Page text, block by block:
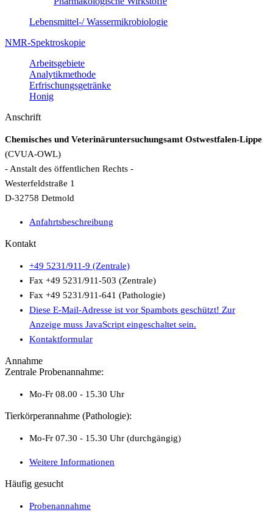
Lebensmittel-/ Wassermikrobiologie
NMR-Spektroskopie
Arbeitsgebiete
Analytikmethode
Erfrischungsgetränke
Honig
Anschrift
Chemisches und Veterinäruntersuchungsamt Ostwestfalen-Lippe
(CVUA-OWL)
- Anstalt des öffentlichen Rechts -
Westerfeldstraße 1
D-32758 Detmold
Anfahrtsbeschreibung
Kontakt
+49 5231/911-9 (Zentrale)
Fax +49 5231/911-503 (Zentrale)
Fax +49 5231/911-641 (Pathologie)
Diese E-Mail-Adresse ist vor Spambots geschützt! Zur
Anzeige muss JavaScript eingeschaltet sein.
Kontaktformular
Annahme
Zentrale Probenannahme:
Mo-Fr 08.00 - 15.30 Uhr
Tierkörperannahme (Pathologie):
Mo-Fr 07.30 - 15.30 Uhr (durchgängig)
Weitere Informationen
Häufig gesucht
Probenannahme